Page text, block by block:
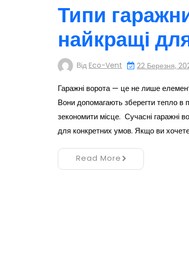
Типи
найкращі
Від Eco-Vent 22 Березня,
Гаражні ворота — це не лише
Вони допомагають зберегти тепло в
зекономити місце. Сучасні гаражні
для конкретних умов. Якщо ви
Read More